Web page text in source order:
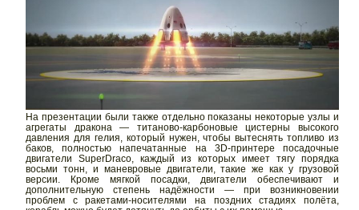
На презентации были также отдельно показаны некоторые узлы и
агрегаты дракона — титаново-карбоновые цистерны высокого
давления для гелия, который нужен, чтобы вытеснять топливо из
баков, полностью напечатанные на 3D-принтере посадочные
двигатели SuperDraco, каждый из которых имеет тягу порядка
восьми тонн, и маневровые двигатели, такие же как у грузовой
версии. Кроме мягкой посадки, двигатели обеспечивают и
дополнительную степень надёжности — при возникновении
проблем с ракетами-носителями на поздних стадиях полёта,